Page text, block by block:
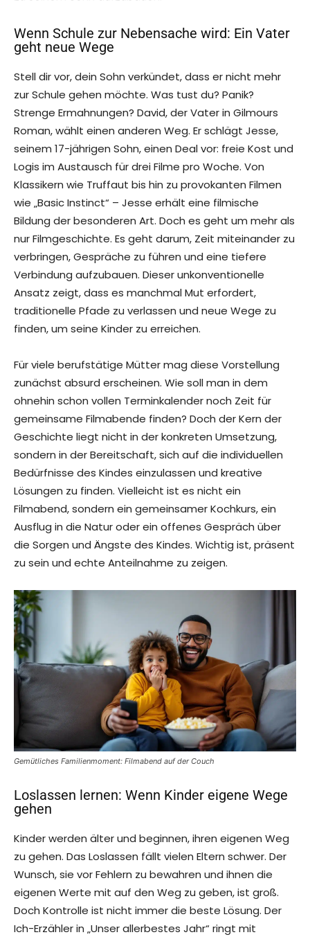
Wenn Schule zur Nebensache wird: Ein Vater
geht neue Wege
Stell dir vor, dein Sohn verkündet, dass er nicht mehr
zur Schule gehen möchte. Was tust du? Panik?
Strenge Ermahnungen? David, der Vater in Gilmours
Roman, wählt einen anderen Weg. Er schlägt Jesse,
seinem 17-jährigen Sohn, einen Deal vor: freie Kost und
Logis im Austausch für drei Filme pro Woche. Von
Klassikern wie Truffaut bis hin zu provokanten Filmen
wie „Basic Instinct“ – Jesse erhält eine filmische
Bildung der besonderen Art. Doch es geht um mehr als
nur Filmgeschichte. Es geht darum, Zeit miteinander zu
verbringen, Gespräche zu führen und eine tiefere
Verbindung aufzubauen. Dieser unkonventionelle
Ansatz zeigt, dass es manchmal Mut erfordert,
traditionelle Pfade zu verlassen und neue Wege zu
finden, um seine Kinder zu erreichen.
Für viele berufstätige Mütter mag diese Vorstellung
zunächst absurd erscheinen. Wie soll man in dem
ohnehin schon vollen Terminkalender noch Zeit für
gemeinsame Filmabende finden? Doch der Kern der
Geschichte liegt nicht in der konkreten Umsetzung,
sondern in der Bereitschaft, sich auf die individuellen
Bedürfnisse des Kindes einzulassen und kreative
Lösungen zu finden. Vielleicht ist es nicht ein
Filmabend, sondern ein gemeinsamer Kochkurs, ein
Ausflug in die Natur oder ein offenes Gespräch über
die Sorgen und Ängste des Kindes. Wichtig ist, präsent
zu sein und echte Anteilnahme zu zeigen.
Gemütliches Familienmoment: Filmabend auf der Couch
Loslassen lernen: Wenn Kinder eigene Wege
gehen
Kinder werden älter und beginnen, ihren eigenen Weg
zu gehen. Das Loslassen fällt vielen Eltern schwer. Der
Wunsch, sie vor Fehlern zu bewahren und ihnen die
eigenen Werte mit auf den Weg zu geben, ist groß.
Doch Kontrolle ist nicht immer die beste Lösung. Der
Ich-Erzähler in „Unser allerbestes Jahr“ ringt mit